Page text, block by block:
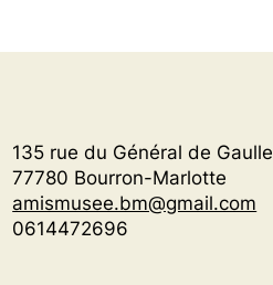
135 rue du Général de Gaulle
77780 Bourron-Marlotte
amismusee.bm@gmail.com
0614472696